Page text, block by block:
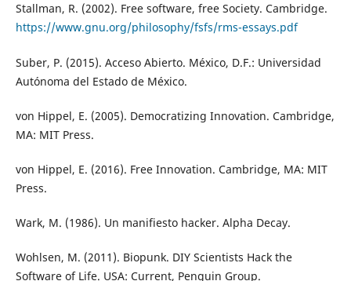
Stallman, R. (2002). Free software, free Society. Cambridge.
https://www.gnu.org/philosophy/fsfs/rms-essays.pdf
Suber, P. (2015). Acceso Abierto. México, D.F.: Universidad
Autónoma del Estado de México.
von Hippel, E. (2005). Democratizing Innovation. Cambridge,
MA: MIT Press.
von Hippel, E. (2016). Free Innovation. Cambridge, MA: MIT
Press.
Wark, M. (1986). Un manifiesto hacker. Alpha Decay.
Wohlsen, M. (2011). Biopunk. DIY Scientists Hack the
Software of Life. USA: Current, Penguin Group.